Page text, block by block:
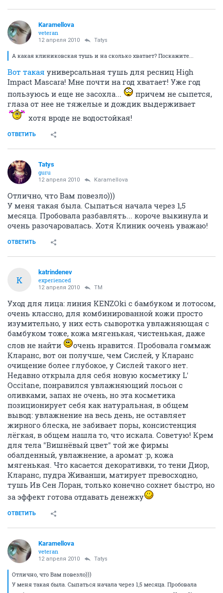
Karamellova
veteran
12 апреля 2010 Tatys
А какая клиниковская тушь и на сколько хватает? Поскажите...
Вот такая универсальная тушь для ресниц High
Impact Mascara! Мне почти на год хватает! Уже год
пользуюсь и еще не засохла...
причем не сыпется,
глаза от нее не тяжелые и дождик выдерживает
хотя вроде не водостойкая!
ОТВЕТИТЬ
Tatys
guru
12 апреля 2010 Karamellova
Отлично, что Вам повезло)))
У меня такая была. Сыпаться начала через 1,5
месяца. Пробовала разбавлять... короче выкинула и
очень разочаровалась. Хотя Клиник оочень уважаю!
ОТВЕТИТЬ
K
katrindenev
experienced
12 апреля 2010 TM
Уход для лица: линия KENZOki с бамбуком и лотосом,
очень классно, для комбинированной кожи просто
изумительно, у них есть сыворотка увлажняющая с
бамбуком тоже, кожа мягенькая, чистенькая, даже
слов не найти
очень нравится. Пробовала гоммаж
Кларанс, вот он получше, чем Сислей, у Кларанс
очищение более глубокое, у Сислей такого нет.
Недавно открыла для себя новую косметику L'
Occitane, понравился увлажняющий лосьон с
оливками, запах не очень, но эта косметика
позиционирует себя как натуральная, в общем
вывод: увлажнение на весь день, не оставляет
жирного блеска, не забивает поры, консистенция
лёгкая, в общем нашла то, что искала. Советую! Крем
для тела "Вишнёвый цвет" той же фирмы
обалденный, увлажнение, а аромат :p, кожа
мягенькая. Что касается декоративки, то тени Диор,
Кларанс, пудра Живанши, матирует превосходно,
тушь Ив Сен Лоран, только конечно сохнет быстро, но
за эффект готова отдавать денежку
ОТВЕТИТЬ
Karamellova
veteran
12 апреля 2010 Tatys
Отлично, что Вам повезло)))
У меня такая была. Сыпаться начала через 1,5 месяца. Пробовала